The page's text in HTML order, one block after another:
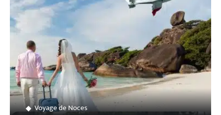
Voyage de Noces